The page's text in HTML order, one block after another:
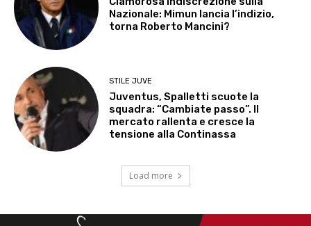
Nazionale: Mimun lancia l’indizio,
torna Roberto Mancini?
STILE JUVE
Juventus, Spalletti scuote la
squadra: “Cambiate passo”. Il
mercato rallenta e cresce la
tensione alla Continassa
Load more